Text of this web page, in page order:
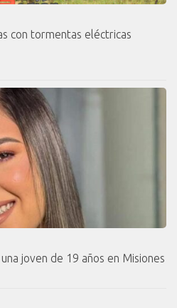
con tormentas eléctricas
joven de 19 años en Misiones